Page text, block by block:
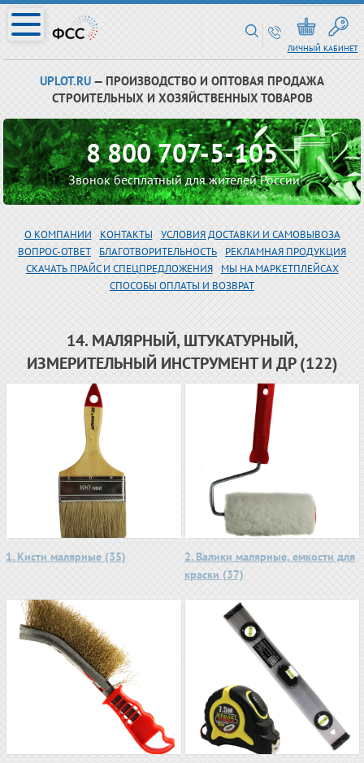
ЛИЧНЫЙ КАБИНЕТ
UPLOT.RU — ПРОИЗВОДСТВО И ОПТОВАЯ ПРОДАЖА
СТРОИТЕЛЬНЫХ И ХОЗЯЙСТВЕННЫХ ТОВАРОВ
8 800 707-5-105
Звонок бесплатный для жителей России
О КОМПАНИИ КОНТАКТЫ
УСЛОВИЯ ДОСТАВКИ И САМОВЫВОЗА
ВОПРОС-ОТВЕТ
БЛАГОТВОРИТЕЛЬНОСТЬ
РЕКЛАМНАЯ ПРОДУКЦИЯ
СКАЧАТЬ ПРАЙС И СПЕЦПРЕДЛОЖЕНИЯ
МЫ НА МАРКЕТПЛЕЙСАХ
СПОСОБЫ ОПЛАТЫ И ВОЗВРАТ
14. МАЛЯРНЫЙ, ШТУКАТУРНЫЙ,
ИЗМЕРИТЕЛЬНЫЙ ИНСТРУМЕНТ И ДР (122)
1. Кисти малярные (35)
2. Валики малярные, емкости для
краски (37)